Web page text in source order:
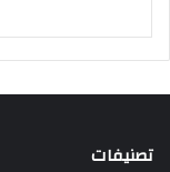
تصنيفات